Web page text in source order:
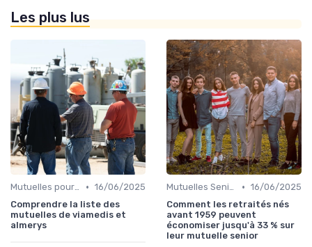
Les plus lus
Mutuelles pour Particuliers • 16/06/2025
Comprendre la liste des
mutuelles de viamedis et
almerys
Mutuelles Seniors • 16/06/2025
Comment les retraités nés
avant 1959 peuvent
économiser jusqu'à 33 % sur
leur mutuelle senior